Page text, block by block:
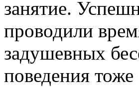
занятие.
проводили
задушевных
поведения